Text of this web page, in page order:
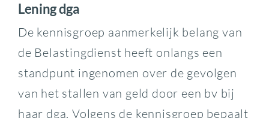
Lening dga
De kennisgroep aanmerkelijk belang van
de Belastingdienst heeft onlangs een
standpunt ingenomen over de gevolgen
van het stallen van geld door een bv bij
haar dga. Volgens de kennisgroep bepaalt